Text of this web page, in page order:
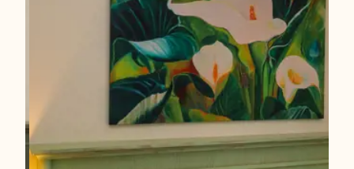
FAQ
Offres
Réservez